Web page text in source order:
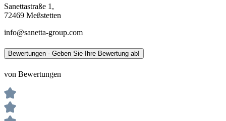
Sanettastraße 1,
72469 Meßstetten
info@sanetta-group.com
Bewertungen - Geben Sie Ihre Bewertung ab!
von Bewertungen